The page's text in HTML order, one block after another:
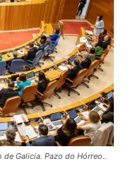
Galicia. Pazo do Hórreo..